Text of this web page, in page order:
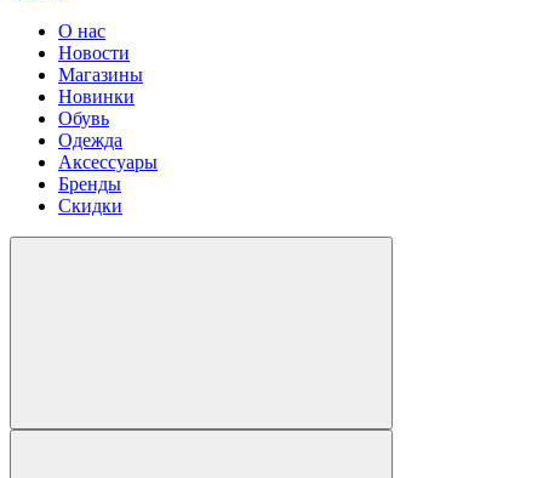
О нас
Новости
Магазины
Новинки
Обувь
Одежда
Аксессуары
Бренды
Скидки